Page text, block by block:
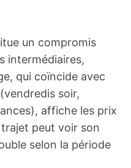
un compromis
intermédiaires,
qui coïncide avec
soir,
affiche les prix
trajet peut voir son
selon la période